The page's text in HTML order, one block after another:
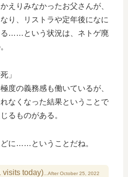
えりみなかったお父さんが、
り、リストラや定年後になに
る……という状況は、ネトゲ廃
」
度の義務感も働いているが、
なくなった結果ということで
るものがある。
に……ということだね。
visits today)